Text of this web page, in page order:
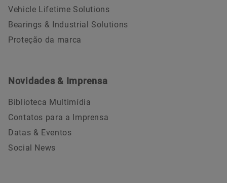
Vehicle Lifetime Solutions
Bearings & Industrial Solutions
Proteção da marca
Novidades & Imprensa
Biblioteca Multimídia
Contatos para a Imprensa
Datas & Eventos
Social News